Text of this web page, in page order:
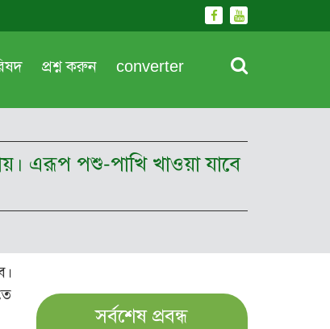
প্রশ্ন করুন converter
এরূপ পশু-পাখি খাওয়া যাবে
সর্বশেষ প্রবন্ধ